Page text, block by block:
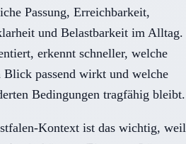
Passung, Erreichbarkeit,
und Belastbarkeit im Alltag.
erkennt schneller, welche
Blick passend wirkt und welche
Bedingungen tragfähig bleibt.
Kontext ist das wichtig, weil